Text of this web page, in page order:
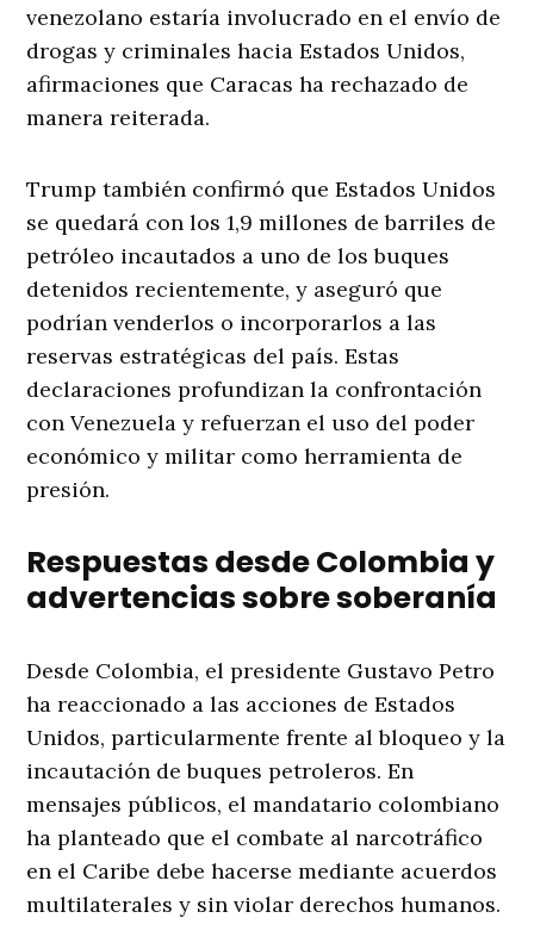
venezolano estaría involucrado en el envío de
drogas y criminales hacia Estados Unidos,
afirmaciones que Caracas ha rechazado de
manera reiterada.
Trump también confirmó que Estados Unidos
se quedará con los 1,9 millones de barriles de
petróleo incautados a uno de los buques
detenidos recientemente, y aseguró que
podrían venderlos o incorporarlos a las
reservas estratégicas del país. Estas
declaraciones profundizan la confrontación
con Venezuela y refuerzan el uso del poder
económico y militar como herramienta de
presión.
Respuestas desde Colombia y
advertencias sobre soberanía
Desde Colombia, el presidente Gustavo Petro
ha reaccionado a las acciones de Estados
Unidos, particularmente frente al bloqueo y la
incautación de buques petroleros. En
mensajes públicos, el mandatario colombiano
ha planteado que el combate al narcotráfico
en el Caribe debe hacerse mediante acuerdos
multilaterales y sin violar derechos humanos.